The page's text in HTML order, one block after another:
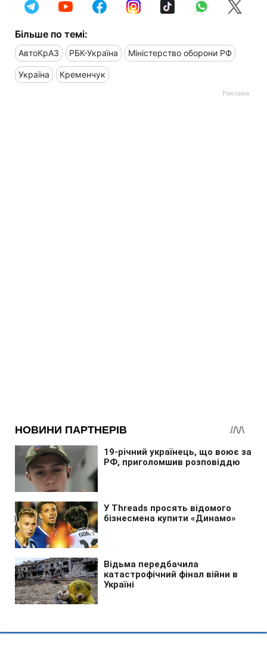
Більше по темі:
АвтоКрАЗ РБК-Україна Міністерство оборони РФ
Україна Кременчук